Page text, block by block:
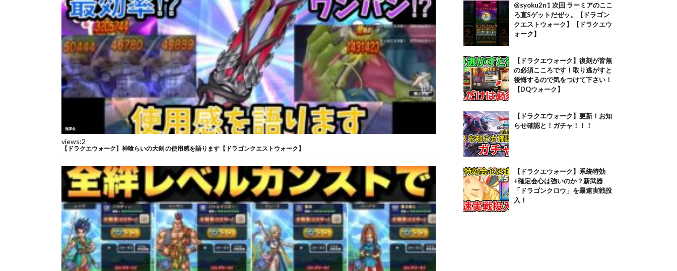
@syoku2n1 次回 ラーミアのここ
ろ直Sゲットだぜッ。【ドラゴン
クエストウォーク】【ドラクエウ
ォーク】
【ドラクエウォーク】復刻が皆無
の必須こころです！取り逃がすと
後悔するので気をつけて下さい！
【DQウォーク】
【ドラクエウォーク】更新！お知
らせ確認と！ガチャ！！！
【ドラクエウォーク】系統特効
+確定会心は強いのか？新武器
「ドラゴンクロウ」を最速実戦投
入！